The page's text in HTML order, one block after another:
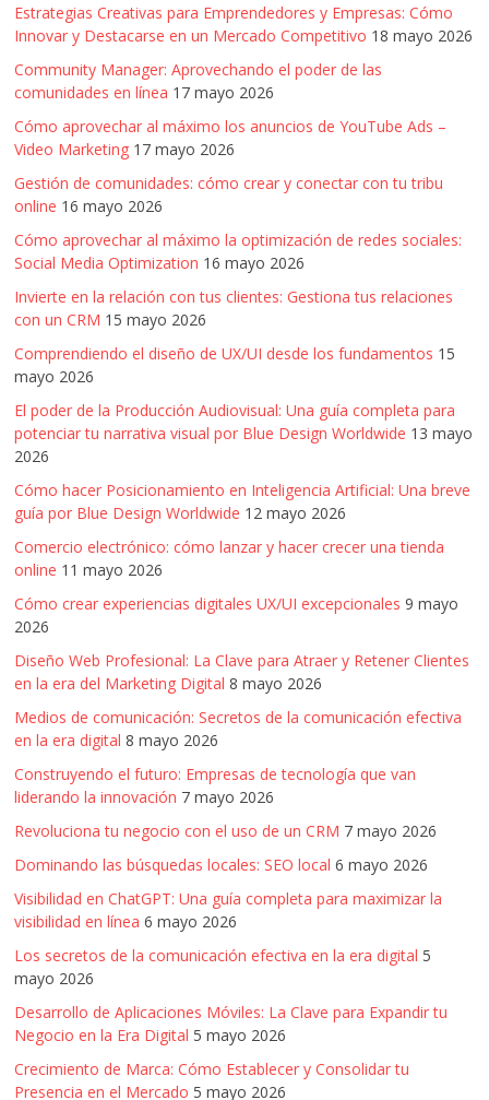
Estrategias Creativas para Emprendedores y Empresas: Cómo
Innovar y Destacarse en un Mercado Competitivo 18 mayo 2026
Community Manager: Aprovechando el poder de las
comunidades en línea 17 mayo 2026
Cómo aprovechar al máximo los anuncios de YouTube Ads –
Video Marketing 17 mayo 2026
Gestión de comunidades: cómo crear y conectar con tu tribu
online 16 mayo 2026
Cómo aprovechar al máximo la optimización de redes sociales:
Social Media Optimization 16 mayo 2026
Invierte en la relación con tus clientes: Gestiona tus relaciones
con un CRM 15 mayo 2026
Comprendiendo el diseño de UX/UI desde los fundamentos 15
mayo 2026
El poder de la Producción Audiovisual: Una guía completa para
potenciar tu narrativa visual por Blue Design Worldwide 13 mayo
2026
Cómo hacer Posicionamiento en Inteligencia Artificial: Una breve
guía por Blue Design Worldwide 12 mayo 2026
Comercio electrónico: cómo lanzar y hacer crecer una tienda
online 11 mayo 2026
Cómo crear experiencias digitales UX/UI excepcionales 9 mayo
2026
Diseño Web Profesional: La Clave para Atraer y Retener Clientes
en la era del Marketing Digital 8 mayo 2026
Medios de comunicación: Secretos de la comunicación efectiva
en la era digital 8 mayo 2026
Construyendo el futuro: Empresas de tecnología que van
liderando la innovación 7 mayo 2026
Revoluciona tu negocio con el uso de un CRM 7 mayo 2026
Dominando las búsquedas locales: SEO local 6 mayo 2026
Visibilidad en ChatGPT: Una guía completa para maximizar la
visibilidad en línea 6 mayo 2026
Los secretos de la comunicación efectiva en la era digital 5
mayo 2026
Desarrollo de Aplicaciones Móviles: La Clave para Expandir tu
Negocio en la Era Digital 5 mayo 2026
Crecimiento de Marca: Cómo Establecer y Consolidar tu
Presencia en el Mercado 5 mayo 2026